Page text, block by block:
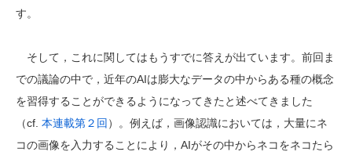
す。
そして，これに関してはもうすでに答えが出ています。前回ま
での議論の中で，近年のAIは膨大なデータの中からある種の概念
を習得することができるようになってきたと述べてきました
（cf. 本連載第２回 ）。例えば，画像認識においては，大量にネ
コの画像を入力することにより，AIがその中からネコをネコたら